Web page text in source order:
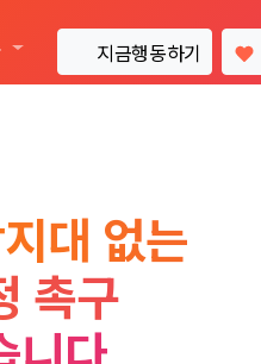
지금행동하기
대 없는
촉구